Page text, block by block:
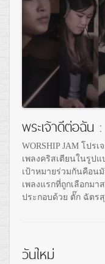
พระเจ้าดีต่อฉัน
WORSHIP JAM โปร
เพลงคริสเตียนในรูป
เป้าหมายร่วมกันคือน
เพลงแรกที่ถูกเลือกม
ประกอบด้วย ตั๊ก ฉัตร
วันใหม่